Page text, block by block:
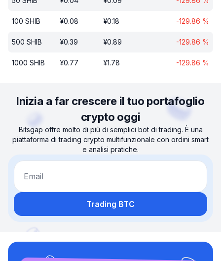
100 SHIB ¥0.08 ¥0.18 -129.86 %
500 SHIB ¥0.39 ¥0.89 -129.86 %
1000 SHIB ¥0.77 ¥1.78 -129.86 %
Inizia a far crescere il tuo portafoglio
crypto oggi
Bitsgap offre molto di più di semplici bot di trading. È una
piattaforma di trading crypto multifunzionale con ordini smart
e analisi pratiche.
Email
Trading BTC